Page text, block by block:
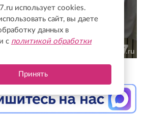
/ Онлайн47
использует cookies.
сайт, вы даете
данных в
с политикой обработки
Принять